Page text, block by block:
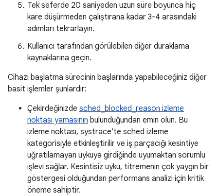
Tek seferde 20 saniyeden uzun süre boyunca hiç
kare düşürmeden çalıştırana kadar 3-4 arasındaki
adımları tekrarlayın.
Kullanıcı tarafından görülebilen diğer duraklama
kaynaklarına geçin.
Cihazı başlatma sürecinin başlarında yapabileceğiniz diğer
basit işlemler şunlardır:
Çekirdeğinizde sched_blocked_reason izleme
noktası yamasının bulunduğundan emin olun. Bu
izleme noktası, systrace'te sched izleme
kategorisiyle etkinleştirilir ve iş parçacığı kesintiye
uğratılamayan uykuya girdiğinde uyumaktan sorumlu
işlevi sağlar. Kesintisiz uyku, titremenin çok yaygın bir
göstergesi olduğundan performans analizi için kritik
öneme sahiptir.